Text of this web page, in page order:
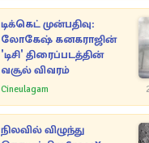
டிக்கெட் முன்பதிவு:
லோகேஷ் கனகராஜின்
'டிசி' திரைப்படத்தின்
வசூல் விவரம்
Cineulagam
நிலவில் விழுந்து